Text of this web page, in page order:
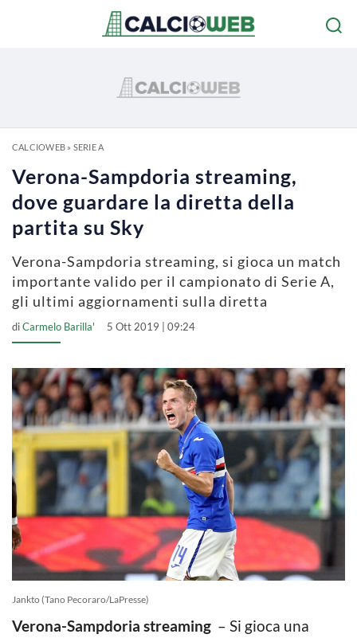
CALCIOWEB» SERIE A
Verona-Sampdoria streaming,
dove guardare la diretta della
partita su Sky
Verona-Sampdoria streaming, si gioca un match
importante valido per il campionato di Serie A,
gli ultimi aggiornamenti sulla diretta
diCarmelo Barilla' 5 Ott 2019 | 09:24
Jankto (Tano Pecoraro/LaPresse)
Verona-Sampdoria streaming – Si gioca una